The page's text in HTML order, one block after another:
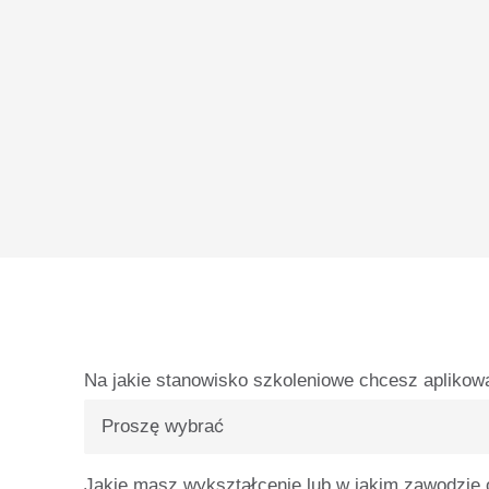
Na jakie stanowisko szkoleniowe chcesz